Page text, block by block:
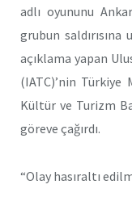
adlı oyununu
grubun
açıklama yapan
(IATC)’nin Türkiye
Kültür ve Turizm
göreve çağırdı.
“Olay hasıraltı